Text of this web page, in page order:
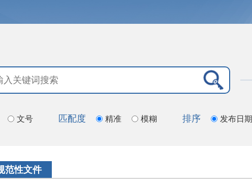
文号 匹配度 精准 模糊 排序 发布日期
范性文件